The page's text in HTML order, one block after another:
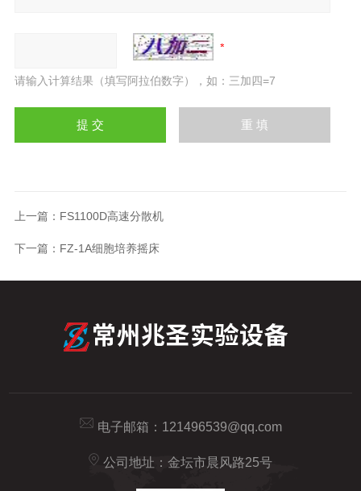
请输入计算结果（填写阿拉伯数字），如：三加四=7
上一篇： FS1100D高速分散机
下一篇： FZ-1A细胞培养摇床
电子邮箱： 121496539@qq.com
公司地址：金坛市晨风路25号